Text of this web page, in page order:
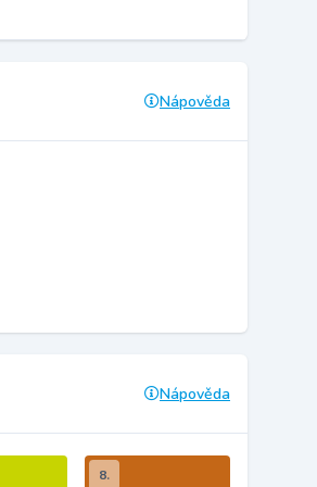
Nápověda
Nápověda
8.